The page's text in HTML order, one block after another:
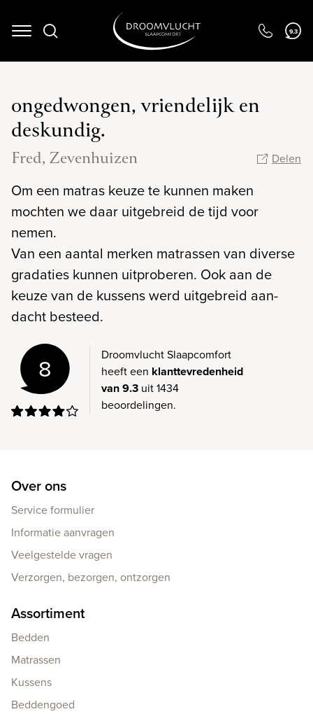
Navigation 9.3
ongedwongen, vriendelijk en
deskundig.
Fred, Zevenhuizen Delen
Om een matras keuze te kunnen maken
mochten we daar uitgebreid de tijd voor
nemen.
Van een aantal merken matrassen van diverse
gradaties kunnen uitproberen. Ook aan de
keuze van de kussens werd uitgebreid aan-
dacht besteed.
8
Droomvlucht Slaapcomfort
heeft een klanttevredenheid
van 9.3 uit 1434
beoordelingen.
Over ons
Service formulier
Informatie aanvragen
Veelgestelde vragen
Verzorgen, bezorgen, ontzorgen
Assortiment
Bedden
Matrassen
Kussens
Beddengoed